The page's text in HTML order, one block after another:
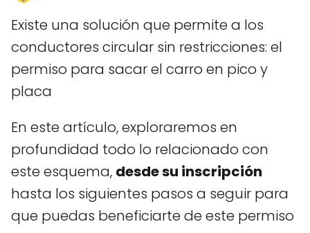
Existe una solución que permite a los
conductores circular sin restricciones: el
permiso para sacar el carro en pico y
placa
En este artículo, exploraremos en
profundidad todo lo relacionado con
este esquema, desde su inscripción
hasta los siguientes pasos a seguir para
que puedas beneficiarte de este permiso